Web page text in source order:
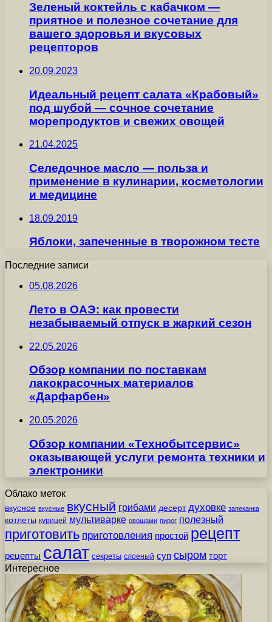
Зеленый коктейль с кабачком —
приятное и полезное сочетание для
вашего здоровья и вкусовых
рецепторов
20.09.2023
Идеальный рецепт салата «Крабовый»
под шубой — сочное сочетание
морепродуктов и свежих овощей
21.04.2025
Селедочное масло — польза и
применение в кулинарии, косметологии
и медицине
18.09.2019
Яблоки, запеченные в творожном тесте
Последние записи
05.08.2026
Лето в ОАЭ: как провести
незабываемый отпуск в жаркий сезон
22.05.2026
Обзор компании по поставкам
лакокрасочных материалов
«Дарфарбен»
20.05.2026
Обзор компании «Технобытсервис»
оказывающей услуги ремонта техники и
электроники
Облако меток
вкусное вкусные вкусный грибами десерт духовке запеканка
котлеты курицей мультиварке овощами пирог полезный
приготовить приготовления простой рецепт
рецепты салат секреты слоеный суп сыром торт
Интересное